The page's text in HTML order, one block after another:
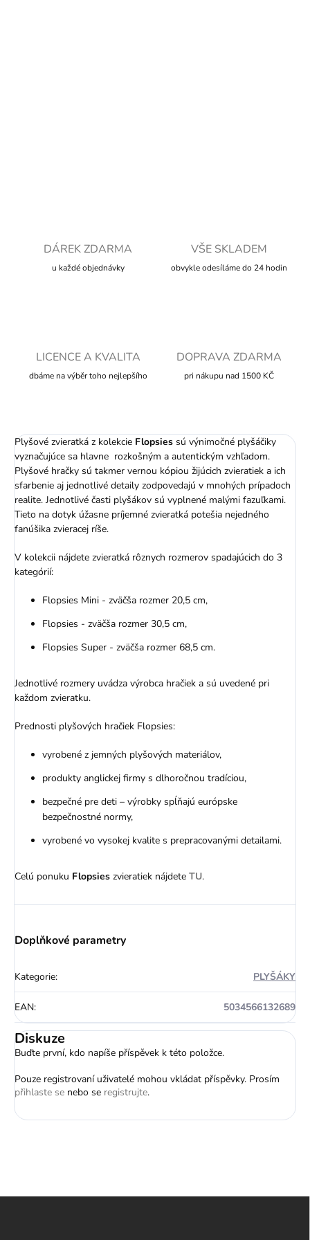
DÁREK ZDARMA
u každé objednávky
VŠE SKLADEM
obvykle odesíláme do 24 hodin
LICENCE A KVALITA
dbáme na výběr toho nejlepšího
DOPRAVA ZDARMA
pri nákupu nad 1500 KČ
Plyšové zvieratká z kolekcie Flopsies sú výnimočné plyšáčiky
vyznačujúce sa hlavne rozkošným a autentickým vzhľadom.
Plyšové hračky sú takmer vernou kópiou žijúcich zvieratiek a ich
sfarbenie aj jednotlivé detaily zodpovedajú v mnohých prípadoch
realite. Jednotlivé časti plyšákov sú vyplnené malými fazuľkami.
Tieto na dotyk úžasne príjemné zvieratká potešia nejedného
fanúšika zvieracej ríše.
V kolekcii nájdete zvieratká rôznych rozmerov spadajúcich do 3
kategórií:
Flopsies Mini - zväčša rozmer 20,5 cm,
Flopsies - zväčša rozmer 30,5 cm,
Flopsies Super - zväčša rozmer 68,5 cm.
Jednotlivé rozmery uvádza výrobca hračiek a sú uvedené pri
každom zvieratku.
Prednosti plyšových hračiek Flopsies:
vyrobené z jemných plyšových materiálov,
produkty anglickej firmy s dlhoročnou tradíciou,
bezpečné pre deti – výrobky spĺňajú európske
bezpečnostné normy,
vyrobené vo vysokej kvalite s prepracovanými detailami.
Celú ponuku Flopsies zvieratiek nájdete TU.
Doplňkové parametry
Kategorie: PLYŠÁKY
EAN: 5034566132689
Diskuze
Buďte první, kdo napíše příspěvek k této položce.
Pouze registrovaní uživatelé mohou vkládat příspěvky. Prosím
přihlaste se nebo se registrujte.